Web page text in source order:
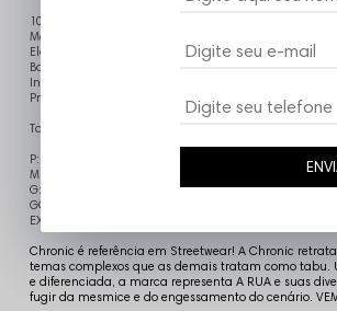
100% Poliéster
Modelo esportivo basquete
Elastico com elástico e cordão
Bolsos laterai
Indicado para o dia-a-dia e esportes
Produto Nacional
Tabela de Tamanhos:
P: 56cm de Comprimento x 62cm de Quadril
M: 57cm de Comprimento x 63cm de Quadril
G: 58cm de Comprimento x 64cm de Quadril
GG: 59cm de Comprimento x 65cm de Quadril
EXG: 60cm de Comprimento x 66cm de Quadril
Chronic é referência em Streetwear! A Chronic
temas complexos que as demais tratam como tabu.
e diferenciada, a marca representa A RUA e suas
fugir da mesmice e do engessamento do cenário.